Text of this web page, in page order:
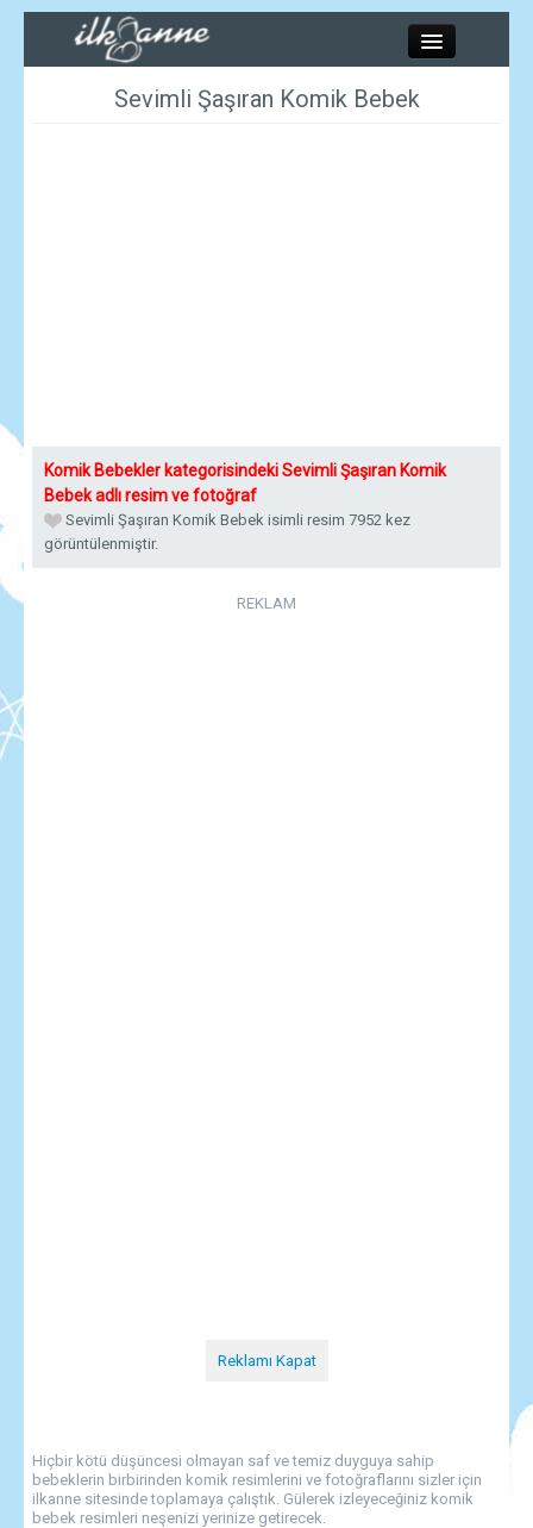
Hesaplamalar
Sevimli Şaşıran Komik Bebek
Komik Bebekler kategorisindeki Sevimli Şaşıran Komik
Bebek adlı resim ve fotoğraf
Sevimli Şaşıran Komik Bebek isimli resim 7952 kez
görüntülenmiştir.
REKLAM
Reklamı Kapat
Hiçbir kötü düşüncesi olmayan saf ve temiz duyguya sahip
bebeklerin birbirinden komik resimlerini ve fotoğraflarını sizler için
ilkanne sitesinde toplamaya çalıştık. Gülerek izleyeceğiniz komik
bebek resimleri neşenizi yerinize getirecek.